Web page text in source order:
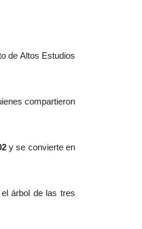
de Altos Estudios
compartieron
y se convierte en
árbol de las tres